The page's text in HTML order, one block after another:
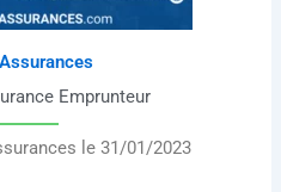
Emprunteur
le 31/01/2023